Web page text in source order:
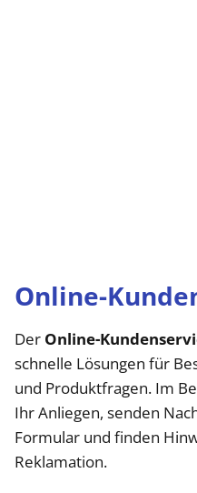
Online-
Der Online-
schnelle Lösungen für
und Produktfragen. Im
Ihr Anliegen, senden
Formular und finden
Reklamation.